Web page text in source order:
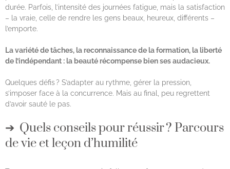
durée. Parfois, l’intensité des journées fatigue, mais la satisfaction
– la vraie, celle de rendre les gens beaux, heureux, différents –
l’emporte.
La variété de tâches, la reconnaissance de la formation, la liberté
de l’indépendant : la beauté récompense bien ses audacieux.
Quelques défis ? S’adapter au rythme, gérer la pression,
s’imposer face à la concurrence. Mais au final, peu regrettent
d’avoir sauté le pas.
Quels conseils pour réussir ? Parcours
de vie et leçon d’humilité